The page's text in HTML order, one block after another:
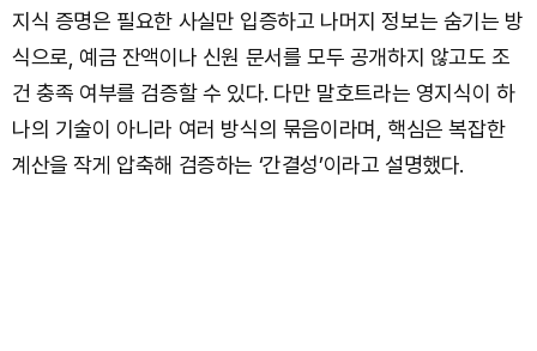
지식 증명은 필요한 사실만 입증하고 나머지 정보는 숨기는 방
식으로, 예금 잔액이나 신원 문서를 모두 공개하지 않고도 조
건 충족 여부를 검증할 수 있다. 다만 말호트라는 영지식이 하
나의 기술이 아니라 여러 방식의 묶음이라며, 핵심은 복잡한
계산을 작게 압축해 검증하는 ‘간결성’이라고 설명했다.